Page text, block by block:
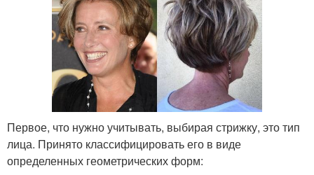
Первое, что нужно учитывать, выбирая стрижку, это тип
лица. Принято классифицировать его в виде
определенных геометрических форм: